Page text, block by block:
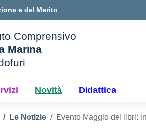
e del Merito
Comprensivo
Marina
Novità Didattica
Le Notizie Evento Maggio dei libri: